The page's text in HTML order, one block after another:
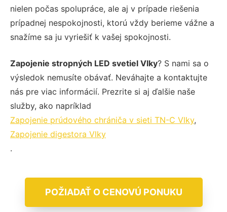
nielen počas spolupráce, ale aj v prípade riešenia
prípadnej nespokojnosti, ktorú vždy berieme vážne a
snažíme sa ju vyriešiť k vašej spokojnosti.
Zapojenie stropných LED svetiel Vlky? S nami sa o
výsledok nemusíte obávať. Neváhajte a kontaktujte
nás pre viac informácií. Prezrite si aj ďalšie naše
služby, ako napríklad
Zapojenie prúdového chrániča v sieti TN-C Vlky,
Zapojenie digestora Vlky
.
POŽIADAŤ O CENOVÚ PONUKU